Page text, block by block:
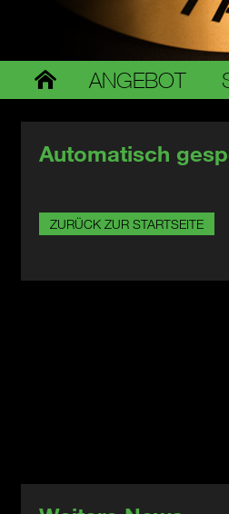
ANGEBOT
Automatisch
ZURÜCK ZUR STARTSEITE